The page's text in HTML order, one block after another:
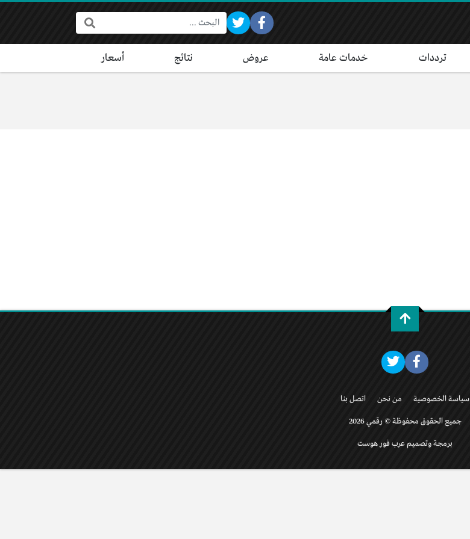
البحث:
ترددات خدمات عامة عروض نتائج أسعار
سياسة الخصوصية من نحن اتصل بنا
جميع الحقوق محفوظة © رقمي 2026
برمجة وتصميم عرب فور هوست